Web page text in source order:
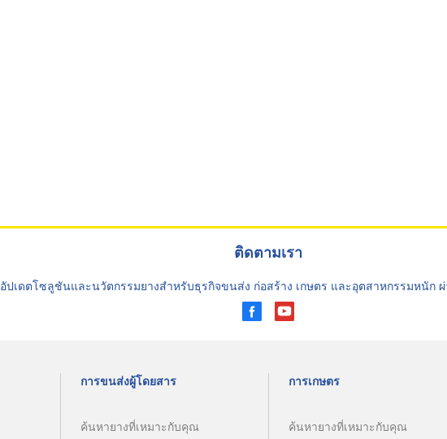
ติดตามเรา
อัปเดตโซลูชันและนวัตกรรมยางสำหรับธุรกิจขนส่ง ก่อสร้าง เกษตร และอุตสาหกรรมหนัก ผ่
การขนส่งผู้โดยสาร
ค้นหายางที่เหมาะกับคุณ
การเกษตร
ค้นหายางที่เหมาะกับคุณ